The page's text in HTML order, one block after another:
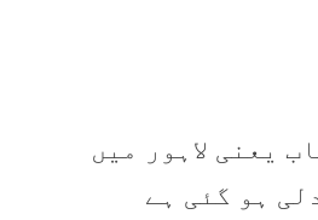
یعنی لاہور میں
ہو گئی ہے